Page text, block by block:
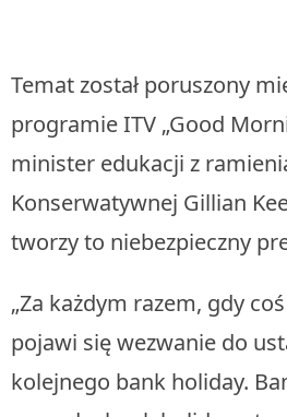
Temat został poruszony
programie ITV „Good
minister edukacji z
Konserwatywnej Gillian
tworzy to niebezpieczny
„Za każdym razem, gdy
pojawi się wezwanie do
kolejnego bank holiday.